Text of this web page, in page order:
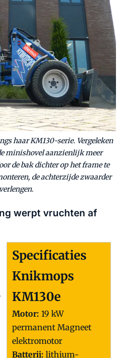
haar KM130-serie. Vergeleken
minishovel aanzienlijk meer
de bak dichter op het frame te
de achterzijde zwaarder
werpt vruchten af
Specificaties
Knikmops
KM130e
Motor: 19 kW
permanent Magneet
elektromotor
Batterij: lithium-